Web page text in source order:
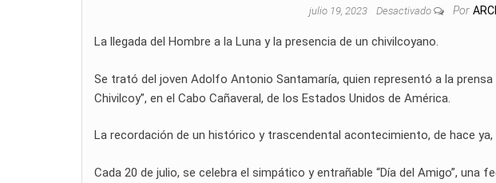
julio 19, 2023 Desactivado Por
La llegada del Hombre a la Luna y la presencia de un chivilcoyano.
Se trató del joven Adolfo Antonio Santamaría, quien representó a la
Chivilcoy”, en el Cabo Cañaveral, de los Estados Unidos de América.
La recordación de un histórico y trascendental acontecimiento, de hace
Cada 20 de julio, se celebra el simpático y entrañable “Día del Amigo”, una